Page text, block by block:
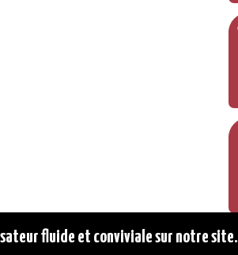
fluide et conviviale sur notre site.